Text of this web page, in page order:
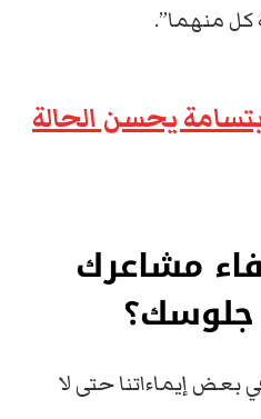
كل منهما”.
يحسن الحالة
مشاعرك
جلوسك؟
بعض إيماءاتنا حتى لا